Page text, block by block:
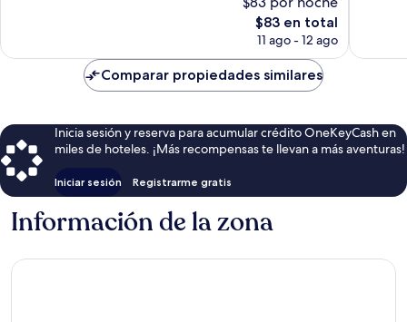
El
precio
es
$83 en total
11 ago - 12 ago
Comparar propiedades similares
Inicia sesión y reserva para acumular crédito OneKeyCash en
miles de hoteles. ¡Más recompensas te llevan a más aventuras!
Iniciar sesión Registrarme gratis
Información de la zona